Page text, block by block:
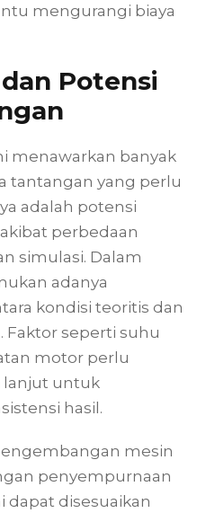
mengurangi biaya
Potensi
menawarkan banyak
tantangan yang perlu
adalah potensi
perbedaan
simulasi. Dalam
adanya
kondisi teoritis dan
Faktor seperti suhu
motor perlu
lanjut untuk
hasil.
mesin
penyempurnaan
dapat disesuaikan